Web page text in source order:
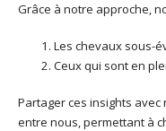
Grâce à notre approche,
Les chevaux sous-
Ceux qui sont en
Partager ces insights
entre nous, permettant à